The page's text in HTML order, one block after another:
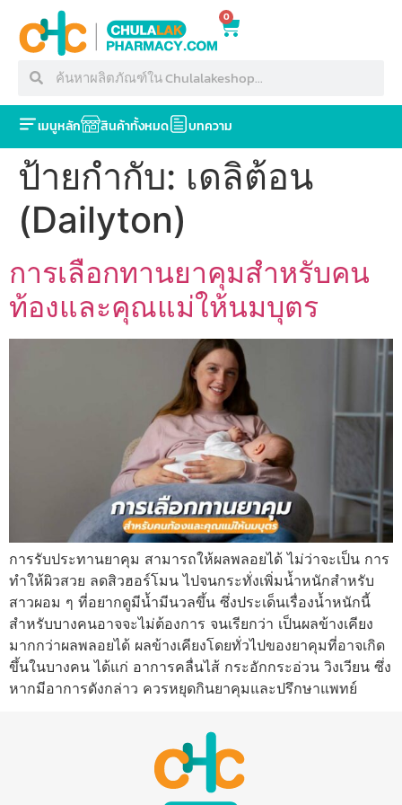
0
เมนูหลัก สินค้าทั้งหมด บทความ
ป้ายกำกับ: เดลิต้อน
(Dailyton)
การเลือกทานยาคุมสำหรับคน
ท้องและคุณแม่ให้นมบุตร
การรับประทานยาคุม สามารถให้ผลพลอยได้ ไม่ว่าจะเป็น การ
ทำให้ผิวสวย ลดสิวฮอร์โมน ไปจนกระทั่งเพิ่มน้ำหนักสำหรับ
สาวผอม ๆ ที่อยากดูมีน้ำมีนวลขึ้น ซึ่งประเด็นเรื่องน้ำหนักนี้
สำหรับบางคนอาจจะไม่ต้องการ จนเรียกว่า เป็นผลข้างเคียง
มากกว่าผลพลอยได้ ผลข้างเคียงโดยทั่วไปของยาคุมที่อาจเกิด
ขึ้นในบางคน ได้แก่ อาการคลื่นไส้ กระอักกระอ่วน วิงเวียน ซึ่ง
หากมีอาการดังกล่าว ควรหยุดกินยาคุมและปรึกษาแพทย์